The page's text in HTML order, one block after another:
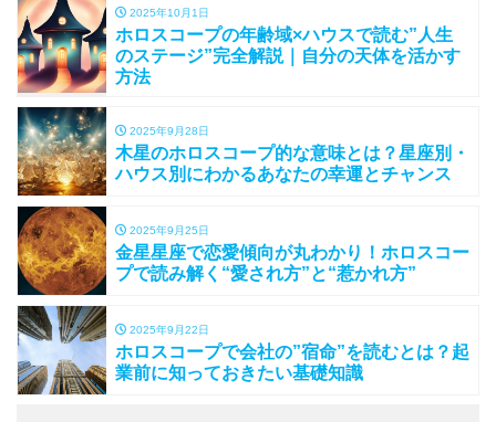
2025年10月1日
ホロスコープの年齢域×ハウスで読む”人生
のステージ”完全解説｜自分の天体を活かす
方法
2025年9月28日
木星のホロスコープ的な意味とは？星座別・
ハウス別にわかるあなたの幸運とチャンス
2025年9月25日
金星星座で恋愛傾向が丸わかり！ホロスコー
プで読み解く“愛され方”と“惹かれ方”
2025年9月22日
ホロスコープで会社の”宿命”を読むとは？起
業前に知っておきたい基礎知識